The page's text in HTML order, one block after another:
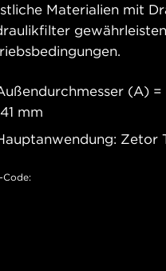
Materialien mit
(A) =
mm
Zetor
Code: